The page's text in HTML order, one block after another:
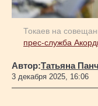
Люди
Life & Arts
Токаев на
прес-служба
Автор:Татьяна
3 декабря 2025, 16:06